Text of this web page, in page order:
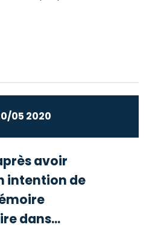
05 2020
avoir
intention de
dans...